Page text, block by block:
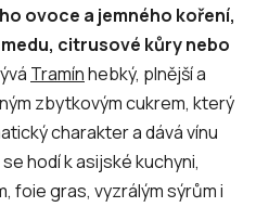
ovoce a jemného koření,
citrusové kůry nebo
Tramínhebký, plnější a
zbytkovým cukrem, který
charakter a dává vínu
hodí k asijské kuchyni,
foie gras, vyzrálým sýrům i